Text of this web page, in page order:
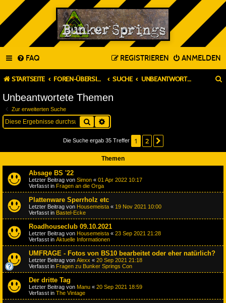
FAQ ANMELDEN
REGISTRIEREN
STARTSEITE FOREN-ÜBERSICHT SUCHE UNBEANTWORTETE THEMEN
Unbeantwortete Themen
Zur erweiterten Suche
Suche
Die Suche ergab 35 Treffer 1 2
Themen
Absage BS '22
Letzter Beitrag von Simon « 01 Apr 2022 10:17
Verfasst in Fragen an die Orga
Plattenware Sperrholz etc
Letzter Beitrag von Housemeista « 19 Nov 2021 10:00
Verfasst in Bastel-Ecke
Roadhouseclub 09.10.2021
Letzter Beitrag von Housemeista « 23 Sep 2021 21:28
Verfasst in Aktuelle Informationen
UMFRAGE - Fotos von BS10 bearbeitet oder eher natürlich?
Letzter Beitrag von Alexx « 20 Sep 2021 21:18
Verfasst in Fragen zu Bunker Springs Con
Der dritte Tag
Letzter Beitrag von Manu « 20 Sep 2021 18:59
Verfasst in The Vintage